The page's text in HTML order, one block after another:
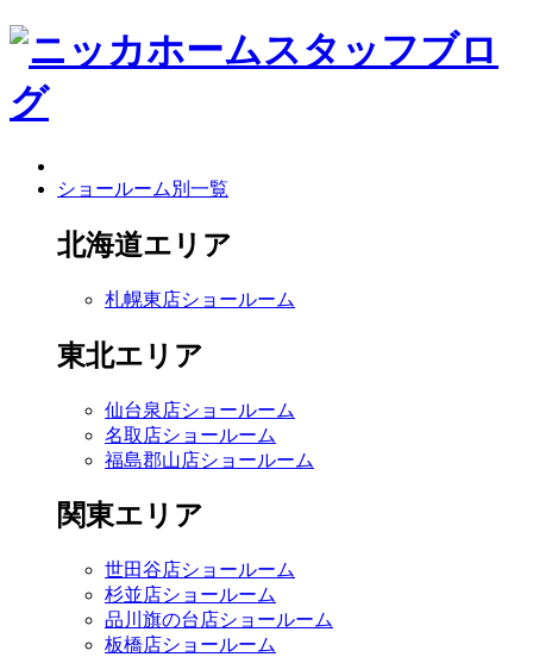
ショールーム別一覧
北海道エリア
札幌東店ショールーム
東北エリア
仙台泉店ショールーム
名取店ショールーム
福島郡山店ショールーム
関東エリア
世田谷店ショールーム
杉並店ショールーム
品川旗の台店ショールーム
板橋店ショールーム